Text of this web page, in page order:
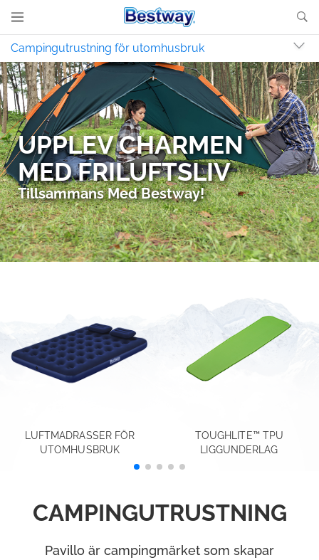
Campingutrustning för utomhusbruk